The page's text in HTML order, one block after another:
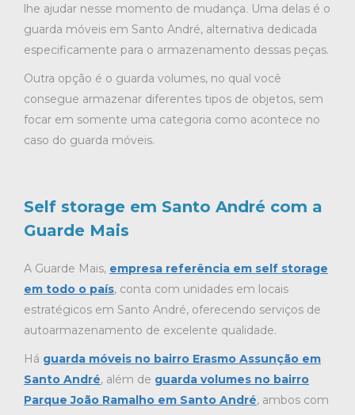
lhe ajudar nesse momento de mudança. Uma delas é o
guarda móveis em Santo André, alternativa dedicada
especificamente para o armazenamento dessas peças.
Outra opção é o guarda volumes, no qual você
consegue armazenar diferentes tipos de objetos, sem
focar em somente uma categoria como acontece no
caso do guarda móveis.
Self storage em Santo André com a
Guarde Mais
A Guarde Mais, empresa referência em self storage
em todo o país, conta com unidades em locais
estratégicos em Santo André, oferecendo serviços de
autoarmazenamento de excelente qualidade.
Há guarda móveis no bairro Erasmo Assunção em
Santo André, além de guarda volumes no bairro
Parque João Ramalho em Santo André, ambos com